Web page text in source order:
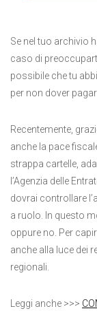
Se nel tuo archivio
caso di
possibile che tu
per non dover
Recentemente,
anche la pace
strappa cartelle,
l’Agenzia delle
dovrai controllare
a ruolo. In questo
oppure no. Per
anche alla luce dei
regionali.
Leggi anche >>>